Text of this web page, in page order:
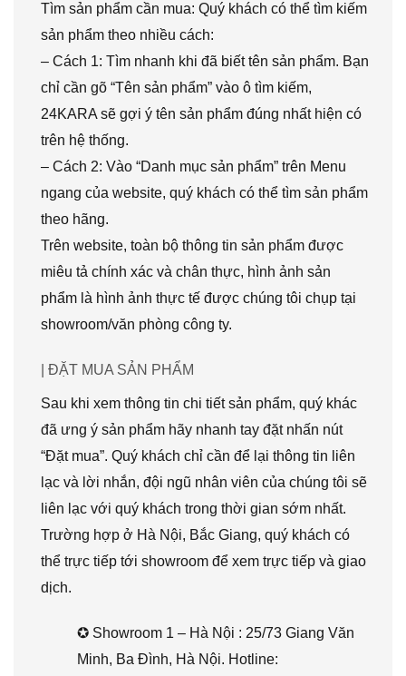
Tìm sản phẩm cần mua: Quý khách có thể tìm kiếm
sản phẩm theo nhiều cách:
– Cách 1: Tìm nhanh khi đã biết tên sản phẩm. Bạn
chỉ cần gõ “Tên sản phẩm” vào ô tìm kiếm,
24KARA sẽ gợi ý tên sản phẩm đúng nhất hiện có
trên hệ thống.
– Cách 2: Vào “Danh mục sản phẩm” trên Menu
ngang của website, quý khách có thể tìm sản phẩm
theo hãng.
Trên website, toàn bộ thông tin sản phẩm được
miêu tả chính xác và chân thực, hình ảnh sản
phẩm là hình ảnh thực tế được chúng tôi chụp tại
showroom/văn phòng công ty.
| ĐẶT MUA SẢN PHẨM
Sau khi xem thông tin chi tiết sản phẩm, quý khác
đã ưng ý sản phẩm hãy nhanh tay đặt nhấn nút
“Đặt mua”. Quý khách chỉ cần để lại thông tin liên
lạc và lời nhắn, đội ngũ nhân viên của chúng tôi sẽ
liên lạc với quý khách trong thời gian sớm nhất.
Trường hợp ở Hà Nội, Bắc Giang, quý khách có
thể trực tiếp tới showroom để xem trực tiếp và giao
dịch.
✪ Showroom 1 – Hà Nội : 25/73 Giang Văn
Minh, Ba Đình, Hà Nội. Hotline: